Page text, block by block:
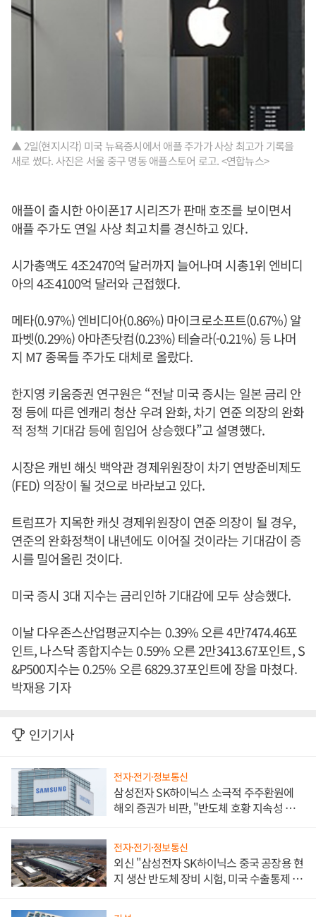
▲ 2일(현지시각) 미국 뉴욕증시에서 애플 주가가 사상 최고가 기록을
새로 썼다. 사진은 서울 중구 명동 애플스토어 로고. <연합뉴스>
애플이 출시한 아이폰17 시리즈가 판매 호조를 보이면서
애플 주가도 연일 사상 최고치를 경신하고 있다.
시가총액도 4조2470억 달러까지 늘어나며 시총1위 엔비디
아의 4조4100억 달러와 근접했다.
메타(0.97%) 엔비디아(0.86%) 마이크로소프트(0.67%) 알
파벳(0.29%) 아마존닷컴(0.23%) 테슬라(-0.21%) 등 나머
지 M7 종목들 주가도 대체로 올랐다.
한지영 키움증권 연구원은 “전날 미국 증시는 일본 금리 안
정 등에 따른 엔캐리 청산 우려 완화, 차기 연준 의장의 완화
적 정책 기대감 등에 힘입어 상승했다”고 설명했다.
시장은 캐빈 해싯 백악관 경제위원장이 차기 연방준비제도
(FED) 의장이 될 것으로 바라보고 있다.
트럼프가 지목한 캐싯 경제위원장이 연준 의장이 될 경우,
연준의 완화정책이 내년에도 이어질 것이라는 기대감이 증
시를 밀어올린 것이다.
미국 증시 3대 지수는 금리인하 기대감에 모두 상승했다.
이날 다우존스산업평균지수는 0.39% 오른 4만7474.46포
인트, 나스닥 종합지수는 0.59% 오른 2만3413.67포인트, S
&P500지수는 0.25% 오른 6829.37포인트에 장을 마쳤다.
박재용 기자
인기기사
전자·전기·정보통신
삼성전자 SK하이닉스 소극적 주주환원에
해외 증권가 비판, "반도체 호황 지속성 의
전자·전기·정보통신
외신 "삼성전자 SK하이닉스 중국 공장용 현
지 생산 반도체 장비 시험, 미국 수출통제 대